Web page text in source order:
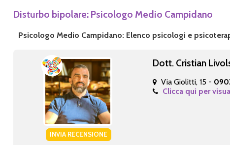
Disturbo bipolare: Psicologo Medio Campidano
Psicologo Medio Campidano: Elenco psicologi e
INVIA RECENSIONE
Dott. Cristian
Via Giolitti, 15 -
Clicca qui per